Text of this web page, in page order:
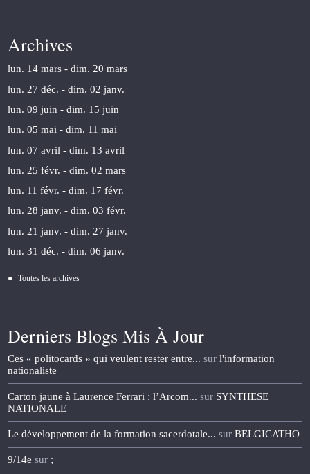
Archives
lun. 14 mars - dim. 20 mars
lun. 27 déc. - dim. 02 janv.
lun. 09 juin - dim. 15 juin
lun. 05 mai - dim. 11 mai
lun. 07 avril - dim. 13 avril
lun. 25 févr. - dim. 02 mars
lun. 11 févr. - dim. 17 févr.
lun. 28 janv. - dim. 03 févr.
lun. 21 janv. - dim. 27 janv.
lun. 31 déc. - dim. 06 janv.
Toutes les archives
Derniers Blogs Mis À Jour
Ces « politocards » qui veulent rester entre... surl'information
nationaliste
Carton jaune à Laurence Ferrari : l’Arcom... sur SYNTHESE
NATIONALE
Le développement de la formation sacerdotale... surBELGICATHO
9/14e sur ;_